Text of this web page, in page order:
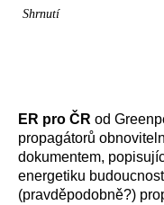
Shrnutí
ER pro ČR od
propagátorů
dokumentem,
energetiku
(pravděpodobně?)